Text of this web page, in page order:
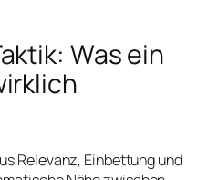
Was ein
Relevanz, Einbettung und